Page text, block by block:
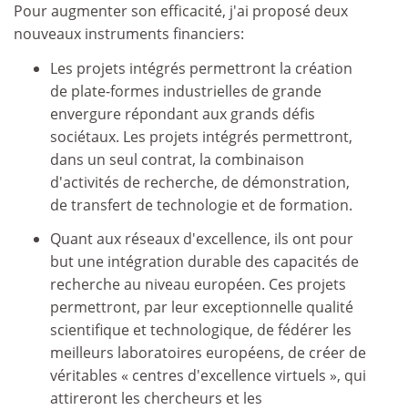
Pour augmenter son efficacité, j'ai proposé deux
nouveaux instruments financiers:
Les projets intégrés permettront la création
de plate-formes industrielles de grande
envergure répondant aux grands défis
sociétaux. Les projets intégrés permettront,
dans un seul contrat, la combinaison
d'activités de recherche, de démonstration,
de transfert de technologie et de formation.
Quant aux réseaux d'excellence, ils ont pour
but une intégration durable des capacités de
recherche au niveau européen. Ces projets
permettront, par leur exceptionnelle qualité
scientifique et technologique, de fédérer les
meilleurs laboratoires européens, de créer de
véritables « centres d'excellence virtuels », qui
attireront les chercheurs et les